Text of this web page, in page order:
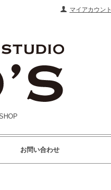
マイアカウント
お問い合わせ